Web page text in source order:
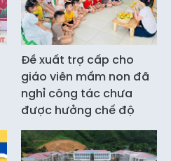
Đề xuất trợ cấp cho
giáo viên mầm non đã
nghỉ công tác chưa
được hưởng chế độ